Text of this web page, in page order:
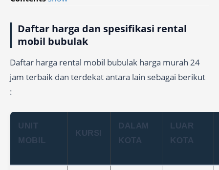
Daftar harga dan spesifikasi rental
mobil bubulak
Daftar harga rental mobil bubulak harga murah 24
jam terbaik dan terdekat antara lain sebagai berikut
:
UNIT
MOBIL
KURSI
DALAM
KOTA
LUAR
KOTA